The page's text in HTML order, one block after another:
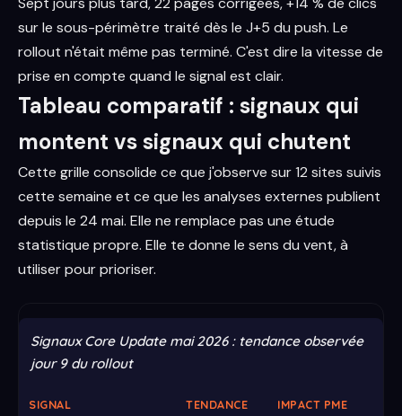
sur le sous-périmètre traité dès le J+5 du push. Le
rollout n'était même pas terminé. C'est dire la vitesse de
prise en compte quand le signal est clair.
Tableau comparatif : signaux qui
montent vs signaux qui chutent
Cette grille consolide ce que j'observe sur 12 sites suivis
cette semaine et ce que les analyses externes publient
depuis le 24 mai. Elle ne remplace pas une étude
statistique propre. Elle te donne le sens du vent, à
utiliser pour prioriser.
Signaux Core Update mai 2026 : tendance observée
jour 9 du rollout
SIGNAL TENDANCE IMPACT PME